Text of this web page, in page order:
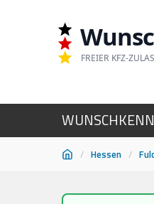
FREIER KFZ-
/ Hessen /